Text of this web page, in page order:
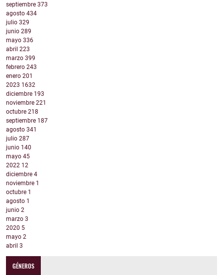
septiembre 373
agosto 434
julio 329
junio 289
mayo 336
abril 223
marzo 399
febrero 243
enero 201
2023 1632
diciembre 193
noviembre 221
octubre 218
septiembre 187
agosto 341
julio 287
junio 140
mayo 45
2022 12
diciembre 4
noviembre 1
octubre 1
agosto 1
junio 2
marzo 3
2020 5
mayo 2
abril 3
GÉNEROS